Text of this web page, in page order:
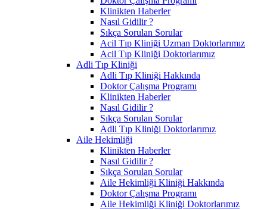
Klinikten Haberler
Nasıl Gidilir ?
Sıkça Sorulan Sorular
Acil Tıp Kliniği Uzman Doktorlarımız
Acil Tıp Kliniği Doktorlarımız
Adli Tıp Kliniği
Adli Tıp Kliniği Hakkında
Doktor Çalışma Programı
Klinikten Haberler
Nasıl Gidilir ?
Sıkça Sorulan Sorular
Adli Tıp Kliniği Doktorlarımız
Aile Hekimliği
Klinikten Haberler
Nasıl Gidilir ?
Sıkça Sorulan Sorular
Aile Hekimliği Kliniği Hakkında
Doktor Çalışma Programı
Aile Hekimliği Kliniği Doktorlarımız